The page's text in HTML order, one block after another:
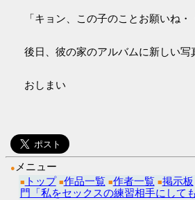
「キョン、この子のことお願いね・
後日、彼の家のアルバムに新しい写
おしまい
● メニュー
■ トップ ■作品一覧 ■作者一覧 ■掲示板
門「私をセックスの練習相手にして